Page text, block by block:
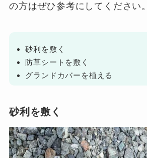
の方はぜひ参考にしてください。
砂利を敷く
防草シートを敷く
グランドカバーを植える
砂利を敷く